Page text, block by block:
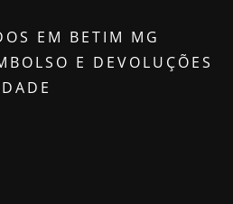
EM BETIM MG
E DEVOLUÇÕES